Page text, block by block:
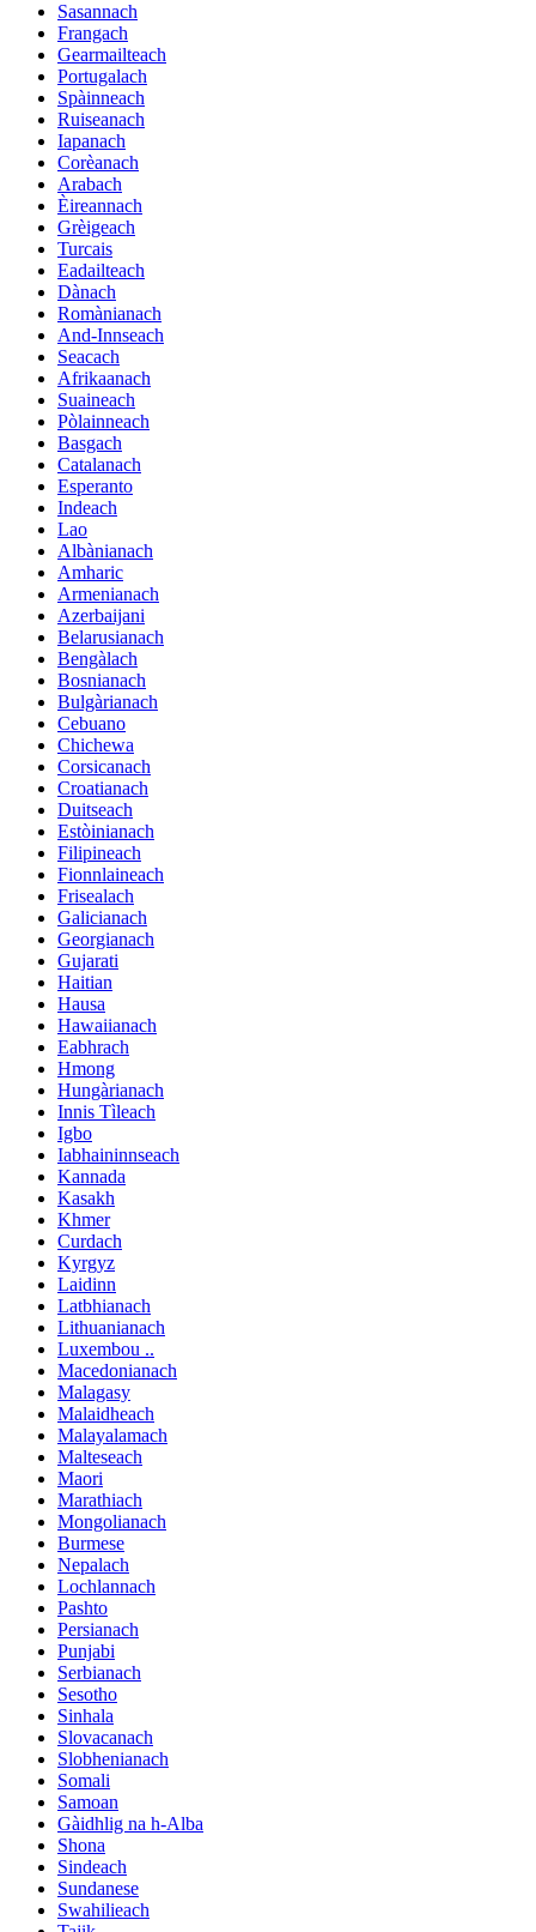
Sasannach
Frangach
Gearmailteach
Portugalach
Spàinneach
Ruiseanach
Iapanach
Corèanach
Arabach
Èireannach
Grèigeach
Turcais
Eadailteach
Dànach
Romànianach
And-Innseach
Seacach
Afrikaanach
Suaineach
Pòlainneach
Basgach
Catalanach
Esperanto
Indeach
Lao
Albànianach
Amharic
Armenianach
Azerbaijani
Belarusianach
Bengàlach
Bosnianach
Bulgàrianach
Cebuano
Chichewa
Corsicanach
Croatianach
Duitseach
Estòinianach
Filipineach
Fionnlaineach
Frisealach
Galicianach
Georgianach
Gujarati
Haitian
Hausa
Hawaiianach
Eabhrach
Hmong
Hungàrianach
Innis Tìleach
Igbo
Iabhaininnseach
Kannada
Kasakh
Khmer
Curdach
Kyrgyz
Laidinn
Latbhianach
Lithuanianach
Luxembou ..
Macedonianach
Malagasy
Malaidheach
Malayalamach
Malteseach
Maori
Marathiach
Mongolianach
Burmese
Nepalach
Lochlannach
Pashto
Persianach
Punjabi
Serbianach
Sesotho
Sinhala
Slovacanach
Slobhenianach
Somali
Samoan
Gàidhlig na h-Alba
Shona
Sindeach
Sundanese
Swahilieach